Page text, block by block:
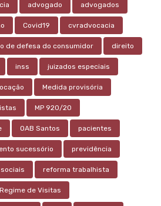
advogado advogados
Covid19 cvradvocacia
de defesa do consumidor direito
inss juizados especiais
Medida provisória
MP 920/20
OAB Santos pacientes
sucessório previdência
reforma trabalhista
Regime de Visitas